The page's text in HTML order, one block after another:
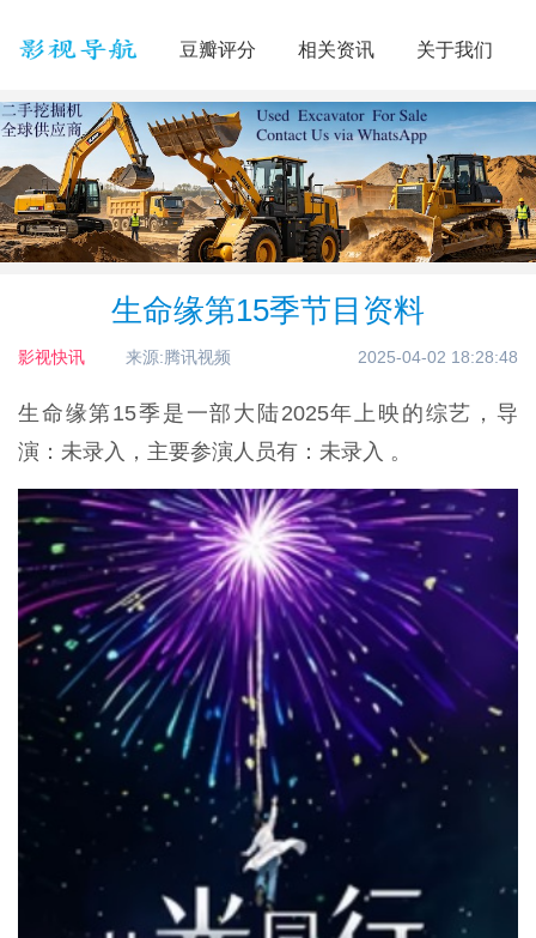
豆瓣评分 相关资讯 关于我们
生命缘第15季节目资料
影视快讯 来源:腾讯视频 2025-04-02 18:28:48
生命缘第15季是一部大陆2025年上映的综艺，导
演：未录入，主要参演人员有：未录入 。